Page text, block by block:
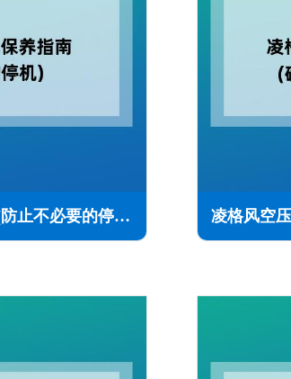
春季凌格风空压机保养指南(防止不必要的停机)